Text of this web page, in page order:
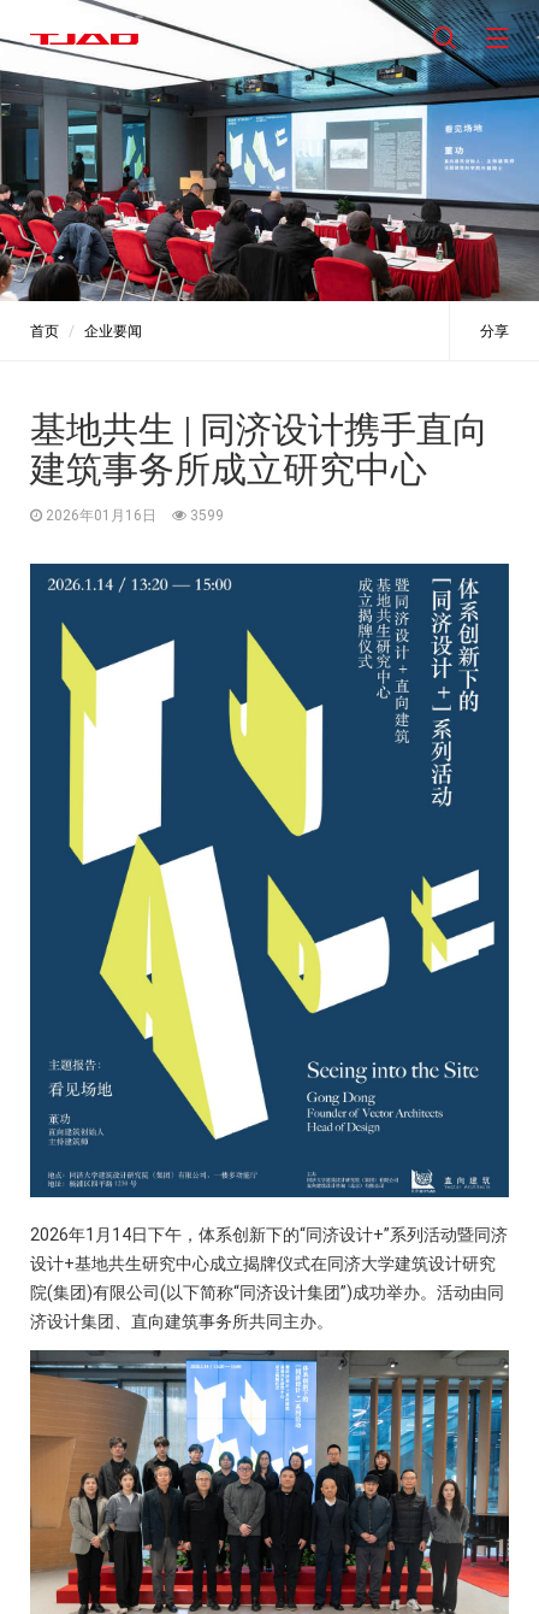
首页 企业要闻 分享
基地共生 | 同济设计携手直向
建筑事务所成立研究中心
2026年01月16日 3599
2026年1月14日下午，体系创新下的“同济设计+”系列活动暨同济
设计+基地共生研究中心成立揭牌仪式在同济大学建筑设计研究
院(集团)有限公司(以下简称“同济设计集团”)成功举办。活动由同
济设计集团、直向建筑事务所共同主办。